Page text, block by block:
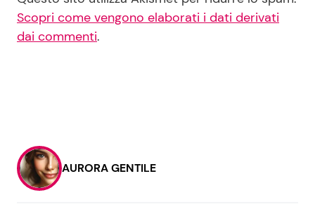
Scopri come vengono elaborati i dati derivati
dai commenti.
AURORA GENTILE